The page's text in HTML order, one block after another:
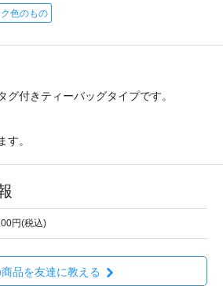
ク色のもの
グ付きティーバッグタイプです。
す。
円(税込)
商品を友達に教える